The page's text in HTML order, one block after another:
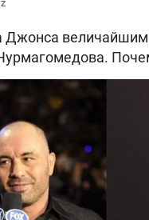
величайшим